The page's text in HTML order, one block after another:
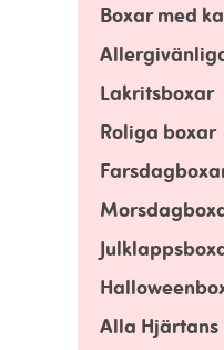
Boxar med
Lakritsboxar
Roliga boxar
Alla